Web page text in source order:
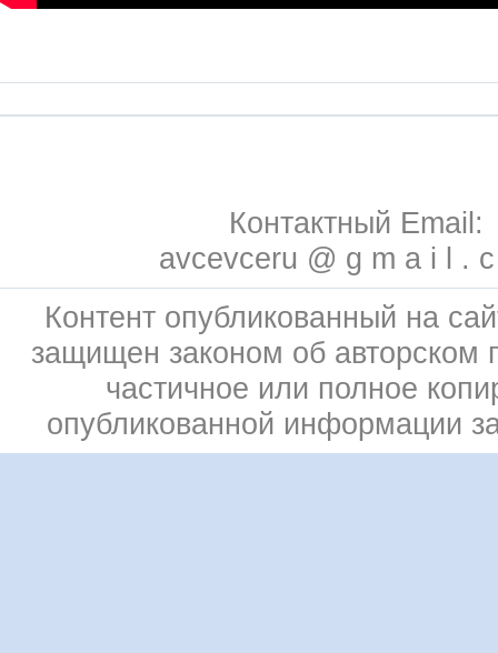
Контактный Email:
avcevceru @ g m a i l .
Контент опубликованный на
защищен законом об авторском
частичное или полное
опубликованной информации